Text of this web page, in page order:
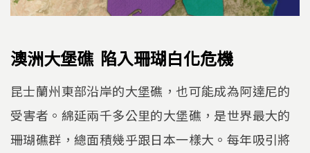
澳洲大堡礁 陷入珊瑚白化危機
昆士蘭州東部沿岸的大堡礁，也可能成為阿達尼的
受害者。綿延兩千多公里的大堡礁，是世界最大的
珊瑚礁群，總面積幾乎跟日本一樣大。每年吸引將